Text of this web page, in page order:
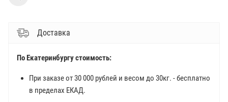
Доставка
По Екатеринбургу стоимость:
При заказе от 30 000 рублей и весом до 30кг. - бесплатно
в пределах ЕКАД.